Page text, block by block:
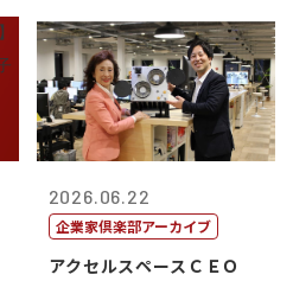
2026.06.22
企業家倶楽部アーカイブ
アクセルスペースＣＥＯ